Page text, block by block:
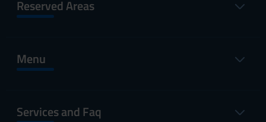
Reserved Areas
Menu
Services and Faq